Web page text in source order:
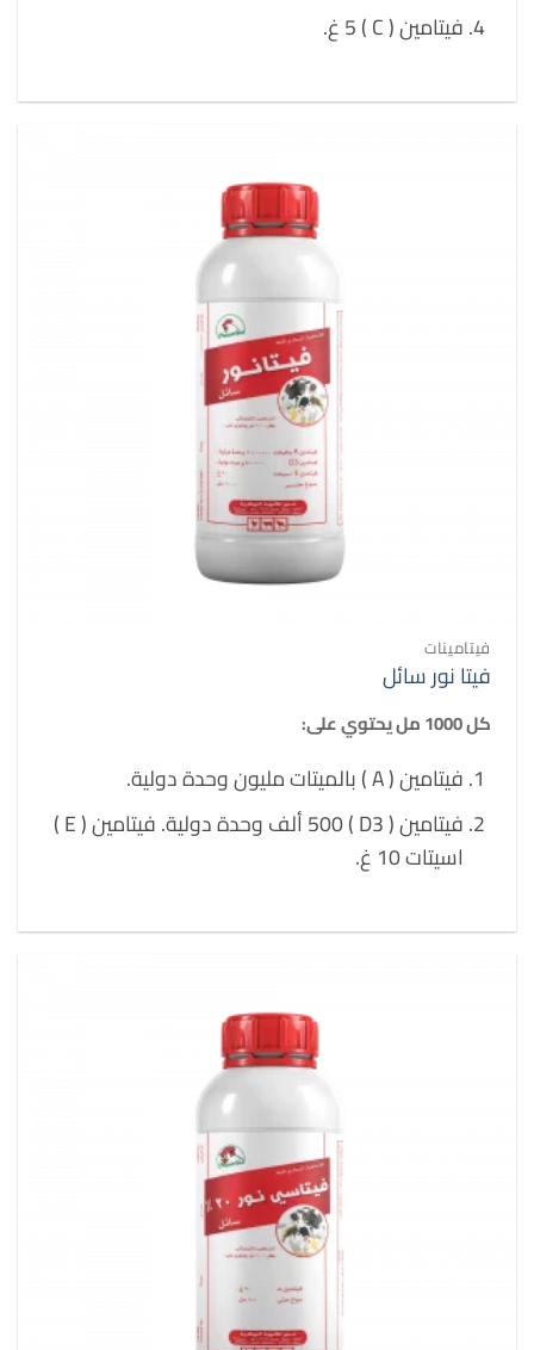
فيتامين ( C ) 5 غ.
فيتامينات
فيتا نور سائل
كل 1000 مل يحتوي على:
فيتامين ( A ) بالميتات مليون وحدة دولية.
فيتامين ( D3 ) 500 ألف وحدة دولية. فيتامين ( E )
اسيتات 10 غ.